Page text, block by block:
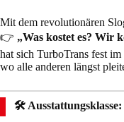
Mit dem revolutionären
👉 „Was kostet es? Wir
hat sich TurboTrans fest
wo alle anderen längst
🛠️